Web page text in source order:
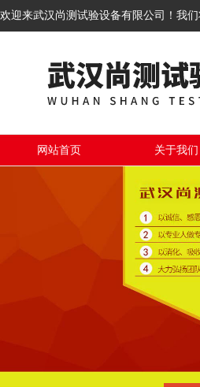
欢迎来武汉尚测试验设备有限公司！我
网站首页 关于我们